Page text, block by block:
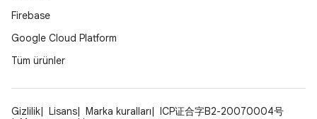
Firebase
Google Cloud Platform
Tüm ürünler
Gizlilik Lisans Marka kuralları
ICP证合字B2-20070004号